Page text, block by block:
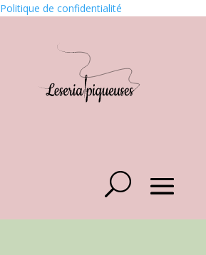
Politique de confidentialité